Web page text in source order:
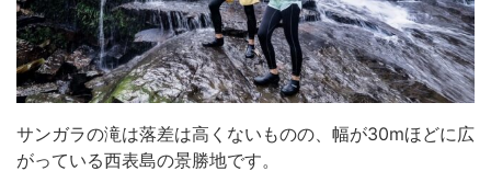
サンガラの滝は落差は高くないものの、幅が30mほどに広
がっている西表島の景勝地です。